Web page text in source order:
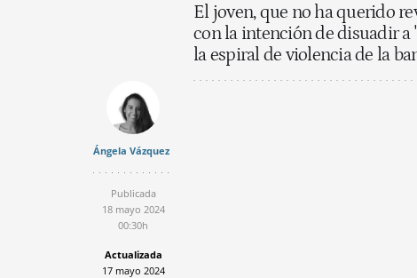
El joven, que no ha querido
con la intención de disuadir a
la espiral de violencia de la
Ángela Vázquez
Publicada
18 mayo 2024
00:30h
Actualizada
17 mayo 2024